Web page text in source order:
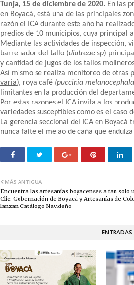
Tunja, 15 de diciembre de 2020. En las
en Boyacá, está una de las principales
razón el ICA durante este año ha
predios de 10 municipios, cuya principal
Mediante las actividades de inspección,
barrenador del tallo (diatreae sp)
y cantidad de jugos de los tallos
Así mismo se realiza monitoreo de otras
varia), roya café (puccinia melanocephala
limitantes en la producción del
Por estas razones el ICA invita a los
variedades susceptibles como es el caso
La gerencia seccional del ICA en
nunca falte el melao de caña que
MÁS ANTIGUA
Encuentra las artesanías boyacenses a tan solo
Clic: Gobernación de Boyacá y Artesanías de
lanzan Catálogo Navideño
ENTRADAS